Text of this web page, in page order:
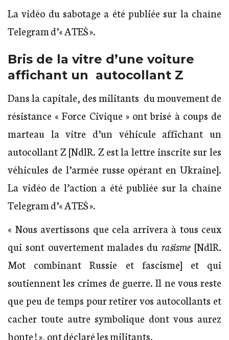
La vidéo du sabotage a été publiée sur la chaîne
Telegram d’« ATEŠ ».
Bris de la vitre d’une voiture
affichant un autocollant Z
Dans la capitale, des militants du mouvement de
résistance « Force Civique » ont brisé à coups de
marteau la vitre d’un véhicule affichant un
autocollant Z [NdlR. Z est la lettre inscrite sur les
véhicules de l’armée russe opérant en Ukraine].
La vidéo de l’action a été publiée sur la chaîne
Telegram d’« ATEŠ ».
« Nous avertissons que cela arrivera à tous ceux
qui sont ouvertement malades durašisme [NdlR.
Mot combinant Russie et fascisme] et qui
soutiennent les crimes de guerre. Il ne vous reste
que peu de temps pour retirer vos autocollants et
cacher toute autre symbolique dont vous aurez
honte ! », ont déclaré les militants.